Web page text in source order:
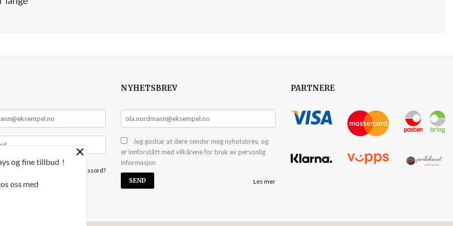
Glemt passord?
NYHETSBREV
Jeg godtar at dere sender meg nyhetsbrev, og
er innforstått med vilkårene for bruk av personlig
informasjon
Les mer
PARTNERE
×
og fine tillbud !
oss med